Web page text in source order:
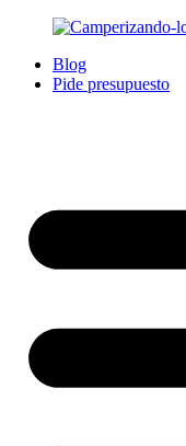
Blog
Pide presupuesto